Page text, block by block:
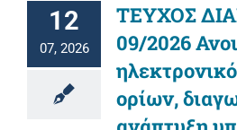
12
07, 2026
ΤΕΥΧΟΣ
09/2026
ορίων,